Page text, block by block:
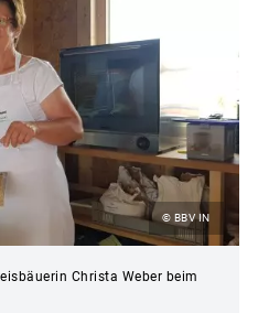
© BBV IN
Christa Weber beim